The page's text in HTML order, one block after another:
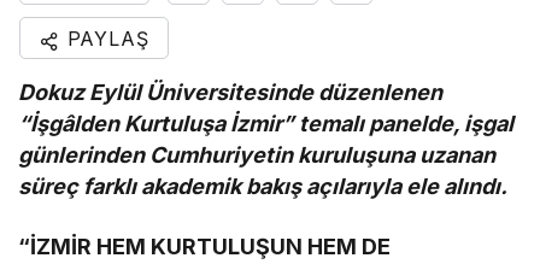
PAYLAŞ
Dokuz Eylül Üniversitesinde düzenlenen
“İşgâlden Kurtuluşa İzmir” temalı panelde, işgal
günlerinden Cumhuriyetin kuruluşuna uzanan
süreç farklı akademik bakış açılarıyla ele alındı.
“İZMİR HEM KURTULUŞUN HEM DE